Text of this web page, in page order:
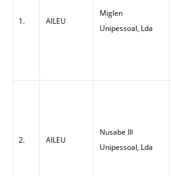
1. AILEU
Miglen
Unipessoal, Lda
2. AILEU
Nusabe III
Unipessoal, Lda